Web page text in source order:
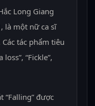
Long Giang
là một nữ ca sĩ
tác phẩm tiêu
“Fickle”,
“Falling” được